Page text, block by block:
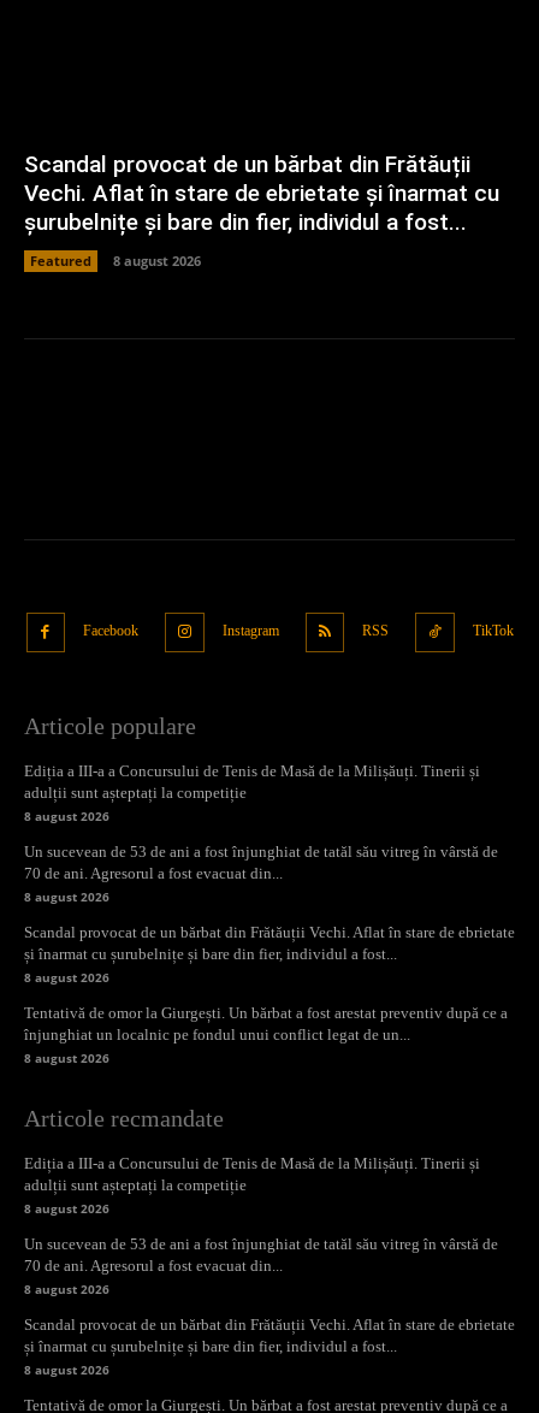
Scandal provocat de un bărbat din Frătăuții
Vechi. Aflat în stare de ebrietate și înarmat cu
șurubelnițe și bare din fier, individul a fost...
Featured 8 august 2026
Facebook Instagram RSS TikTok
Articole populare
Ediția a III-a a Concursului de Tenis de Masă de la Milișăuți. Tinerii și
adulții sunt așteptați la competiție
8 august 2026
Un sucevean de 53 de ani a fost înjunghiat de tatăl său vitreg în vârstă de
70 de ani. Agresorul a fost evacuat din...
8 august 2026
Scandal provocat de un bărbat din Frătăuții Vechi. Aflat în stare de ebrietate
și înarmat cu șurubelnițe și bare din fier, individul a fost...
8 august 2026
Tentativă de omor la Giurgești. Un bărbat a fost arestat preventiv după ce a
înjunghiat un localnic pe fondul unui conflict legat de un...
8 august 2026
Articole recmandate
Ediția a III-a a Concursului de Tenis de Masă de la Milișăuți. Tinerii și
adulții sunt așteptați la competiție
8 august 2026
Un sucevean de 53 de ani a fost înjunghiat de tatăl său vitreg în vârstă de
70 de ani. Agresorul a fost evacuat din...
8 august 2026
Scandal provocat de un bărbat din Frătăuții Vechi. Aflat în stare de ebrietate
și înarmat cu șurubelnițe și bare din fier, individul a fost...
8 august 2026
Tentativă de omor la Giurgești. Un bărbat a fost arestat preventiv după ce a